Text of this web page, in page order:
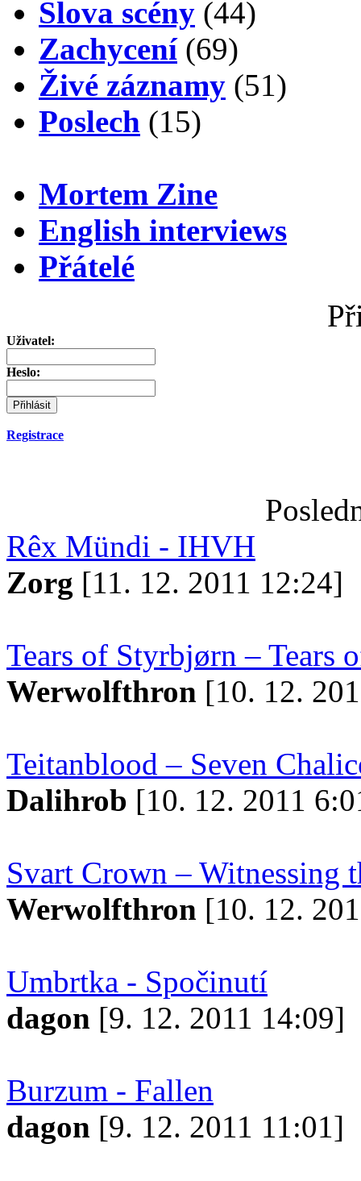
Slova scény (44)
Zachycení (69)
Živé záznamy (51)
Poslech (15)
Mortem Zine
English interviews
Přátelé
Uživatel:
Heslo:
Registrace
Rêx Mündi - IHVH
Zorg [11. 12. 2011 12:24]
Tears of Styrbjørn – Tears
Werwolfthron [10. 12.
Teitanblood – Seven
Dalihrob [10. 12. 2011
Svart Crown – Witnessing
Werwolfthron [10. 12.
Umbrtka - Spočinutí
dagon [9. 12. 2011 14:09]
Burzum - Fallen
dagon [9. 12. 2011 11:01]